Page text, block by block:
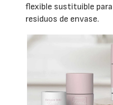
flexible sustituible
residuos de envase.